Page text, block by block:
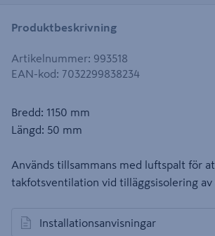
Produktbeskrivning
Artikelnummer: 993518
EAN-kod: 7032299838234
Bredd: 1150 mm
Längd: 50 mm
Används tillsammans med luftspalt för
takfotsventilation vid tilläggsisolering av
Installationsanvisningar
öppnas i en ny flik